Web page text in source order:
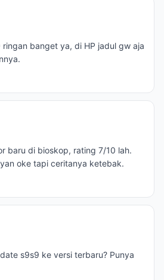
banget ya, di HP jadul gw aja
baru di bioskop, rating 7/10 lah.
oke tapi ceritanya ketebak.
s9s9 ke versi terbaru? Punya